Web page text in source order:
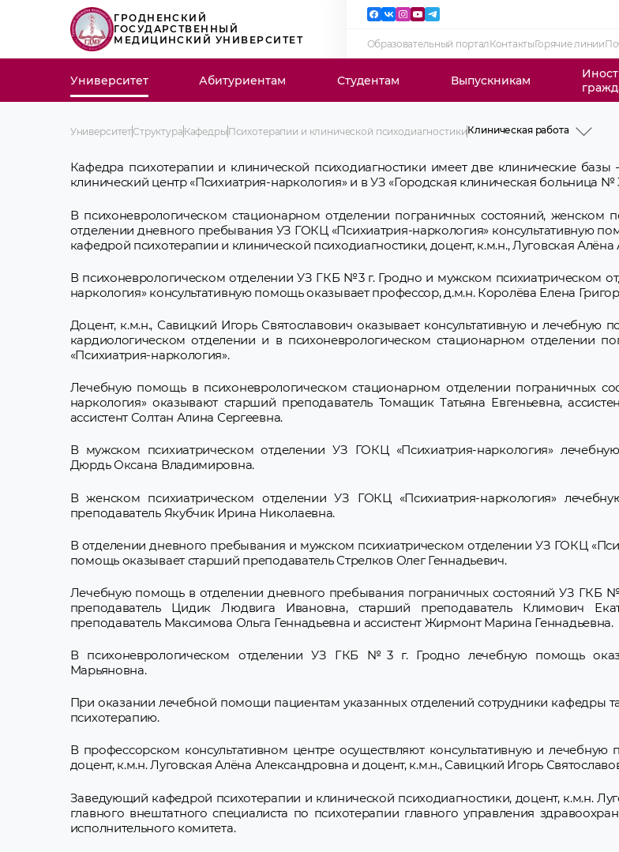
ГРОДНЕНСКИЙ
ГОСУДАРСТВЕННЫЙ
МЕДИЦИНСКИЙ УНИВЕРСИТЕТ
Образовательный порталКонтактыГорячие линии
Университет Абитуриентам Студентам Выпускникам
УниверситетСтруктура Кафедры Психотерапии и клинической психодиагностикиКлиническая работа
Профессорско-
состав
Учебная работа
Послевузовское образование
Научная работа
Клиническая работа
Идеологическая и
Новости и объявления
Кафедра психотерапии и клинической психодиагностики имеет две клинические базы
клинический центр «Психиатрия-наркология» и в УЗ «Городская клиническая больница №
В психоневрологическом стационарном отделении пограничных состояний, женском
отделении дневного пребывания УЗ ГОКЦ «Психиатрия-наркология» консультативную
кафедрой психотерапии и клинической психодиагностики, доцент, к.м.н., Луговская
В психоневрологическом отделении УЗ ГКБ №3 г. Гродно и мужском психиатрическом
наркология» консультативную помощь оказывает профессор, д.м.н. Королёва Елена
Доцент, к.м.н., Савицкий Игорь Святославович оказывает консультативную и
кардиологическом отделении и в психоневрологическом стационарном отделении
«Психиатрия-наркология».
Лечебную помощь в психоневрологическом стационарном отделении пограничных
наркология» оказывают старший преподаватель Томащик Татьяна Евгеньевна,
ассистент Солтан Алина Сергеевна.
В мужском психиатрическом отделении УЗ ГОКЦ «Психиатрия-наркология»
Дюрдь Оксана Владимировна.
В женском психиатрическом отделении УЗ ГОКЦ «Психиатрия-наркология»
преподаватель Якубчик Ирина Николаевна.
В отделении дневного пребывания и мужском психиатрическом отделении УЗ ГОКЦ
помощь оказывает старший преподаватель Стрелков Олег Геннадьевич.
Лечебную помощь в отделении дневного пребывания пограничных состояний УЗ ГКБ
преподаватель Цидик Людвига Ивановна, старший преподаватель Климович
преподаватель Максимова Ольга Геннадьевна и ассистент Жирмонт Марина Геннадьевна.
В психоневрологическом отделении УЗ ГКБ №3 г. Гродно лечебную помощь
Марьяновна.
При оказании лечебной помощи пациентам указанных отделений сотрудники кафедры
психотерапию.
В профессорском консультативном центре осуществляют консультативную и
доцент, к.м.н. Луговская Алёна Александровна и доцент, к.м.н., Савицкий Игорь
Заведующий кафедрой психотерапии и клинической психодиагностики, доцент, к.м.н.
главного внештатного специалиста по психотерапии главного управления
исполнительного комитета.